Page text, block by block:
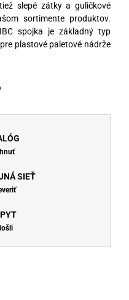
slepé zátky a guličkové
sortimente produktov.
spojka je základný typ
plastové paletové nádrže
SIEŤ